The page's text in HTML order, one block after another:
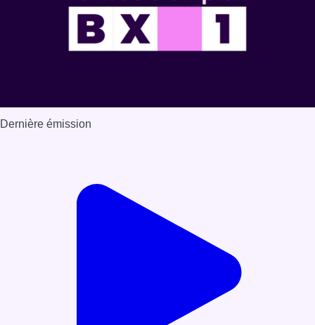
Dernière émission